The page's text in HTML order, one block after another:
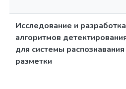
Исследование и разработка
алгоритмов
для системы
разметки